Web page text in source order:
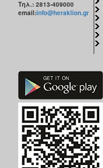
Τηλ.: 2813-409000
email:info@heraklion.gr